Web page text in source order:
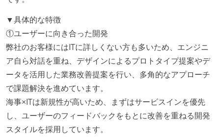
▼具体的な特徴
①ユーザーに向き合った開発
弊社のお客様にはITに詳しくない方も多いため、エンジニ
ア自ら対話を重ね、デザインによるプロトタイプ提案やデ
ータを活用した業務改善提案を行い、多角的なアプローチ
で課題解決を進めています。
海事×ITは新規性が高いため、まずはサービスインを優先
し、ユーザーのフィードバックをもとに改善を重ねる開発
スタイルを採用しています。